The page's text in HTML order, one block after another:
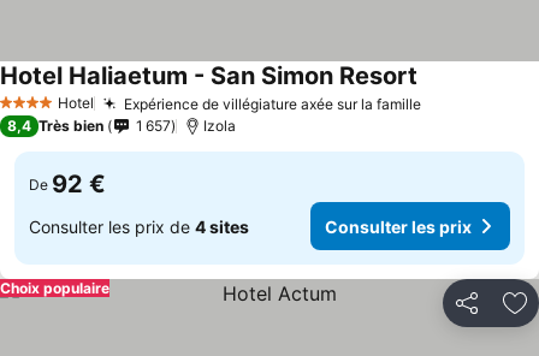
4 Étoiles Hotel Expérience de villégiature axée sur la familleConsulter
Hotel Haliaetum - San Simon Resort
8,4 Très bien 1 657 Izola
De 92 €
Consulter les prix de 4 sites Consulter les prix
Partager
Choix populaire